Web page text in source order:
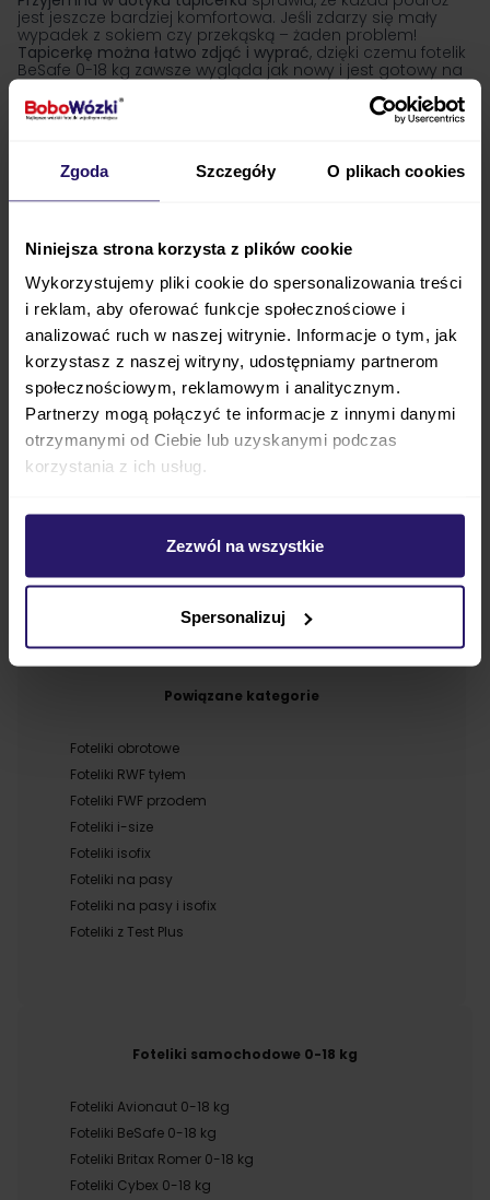
Zgoda Szczegóły O plikach cookies
Niniejsza strona korzysta z plików cookie
Wykorzystujemy pliki cookie do spersonalizowania treści
i reklam, aby oferować funkcje społecznościowe i
analizować ruch w naszej witrynie. Informacje o tym, jak
korzystasz z naszej witryny, udostępniamy partnerom
społecznościowym, reklamowym i analitycznym.
Partnerzy mogą połączyć te informacje z innymi danymi
otrzymanymi od Ciebie lub uzyskanymi podczas
korzystania z ich usług.
Zezwól na wszystkie
Spersonalizuj
jest jeszcze bardziej komfortowa. Jeśli zdarzy się mały
wypadek z sokiem czy przekąską – żaden problem!
Tapicerkę można łatwo zdjąć i wyprać, dzięki czemu fotelik
BeSafe 0-18 kg zawsze wygląda jak nowy i jest gotowy na
Wybór odpowiedniego fotelika to inwestycja w
bezpieczeństwo Twojego dziecka na lata. Jeśli szukasz
BoboWózki i podróżuj z pełnym spokojem!
Powiązane kategorie
Foteliki samochodowe
Foteliki 0-13kg
Foteliki 0-25kg
Foteliki 9-18kg
Foteliki 9-25kg
Foteliki 9-50kg
Foteliki 15-36kg
Bazy do fotelików
Powiązane kategorie
Foteliki obrotowe
Foteliki RWF tyłem
Foteliki FWF przodem
Foteliki i-size
Foteliki isofix
Foteliki na pasy
Foteliki na pasy i isofix
Foteliki z Test Plus
Foteliki samochodowe 0-18 kg
Foteliki Avionaut 0-18 kg
Foteliki BeSafe 0-18 kg
Foteliki Britax Romer 0-18 kg
Foteliki Cybex 0-18 kg